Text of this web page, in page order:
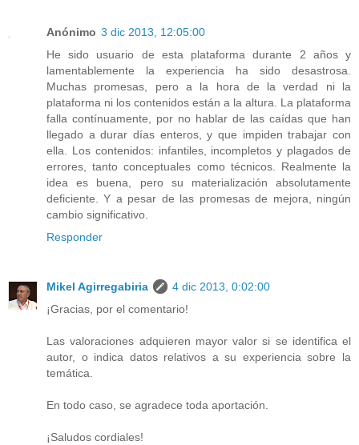
Anónimo 3 dic 2013, 12:05:00
He sido usuario de esta plataforma durante 2 años y
lamentablemente la experiencia ha sido desastrosa.
Muchas promesas, pero a la hora de la verdad ni la
plataforma ni los contenidos están a la altura. La plataforma
falla contínuamente, por no hablar de las caídas que han
llegado a durar días enteros, y que impiden trabajar con
ella. Los contenidos: infantiles, incompletos y plagados de
errores, tanto conceptuales como técnicos. Realmente la
idea es buena, pero su materialización absolutamente
deficiente. Y a pesar de las promesas de mejora, ningún
cambio significativo.
Responder
Mikel Agirregabiria
4 dic 2013, 0:02:00
¡Gracias, por el comentario!
Las valoraciones adquieren mayor valor si se identifica el
autor, o indica datos relativos a su experiencia sobre la
temática.
En todo caso, se agradece toda aportación.
¡Saludos cordiales!